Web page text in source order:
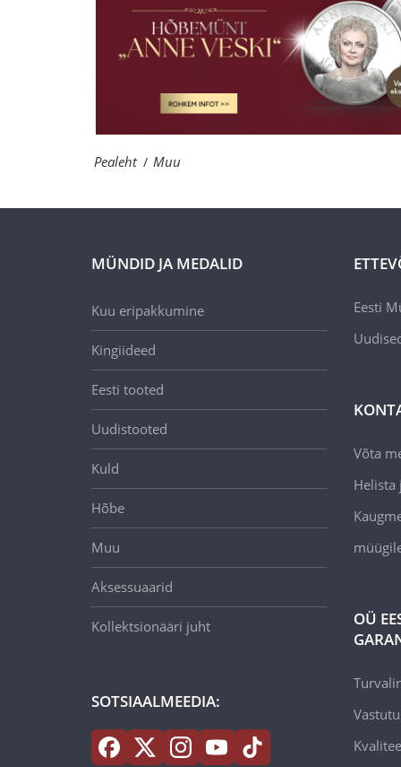
Pealeht / Muu
MÜNDID JA MEDALID
Kuu eripakkumine
Kingiideed
Eesti tooted
Uudistooted
Kuld
Hõbe
Muu
Aksessuaarid
Kollektsionääri juht
SOTSIAALMEEDIA:
Eesti
Võta
Helista
OÜ